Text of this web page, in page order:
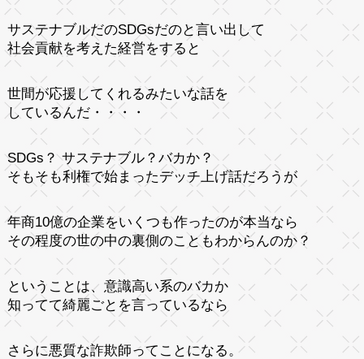
サステナブルだのSDGsだのと言い出して
社会貢献を考えた経営をすると
世間が応援してくれるみたいな話を
しているんだ・・・・
SDGs？ サステナブル？バカか？
そもそも利権で始まったデッチ上げ話だろうが
年商10億の企業をいくつも作ったのが本当なら
その程度の世の中の裏側のこともわからんのか？
ということは、意識高い系のバカか
知ってて綺麗ごとを言っているなら
さらに悪質な詐欺師ってことになる。